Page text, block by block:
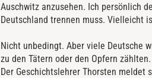
Auschwitz anzusehen. Ich persönlich
Deutschland trennen muss. Vielleicht
Nicht unbedingt. Aber viele Deutsche
zu den Tätern oder den Opfern
Der Geschichtslehrer Thorsten meldet